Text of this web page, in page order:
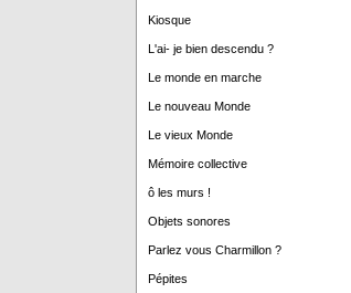
Kiosque
L'ai- je bien descendu ?
Le monde en marche
Le nouveau Monde
Le vieux Monde
Mémoire collective
ô les murs !
Objets sonores
Parlez vous Charmillon ?
Pépites